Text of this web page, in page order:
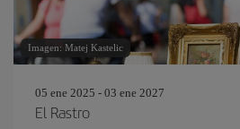
Imagen: Matej Kastelic
05 ene 2025 - 03 ene 2027
El Rastro